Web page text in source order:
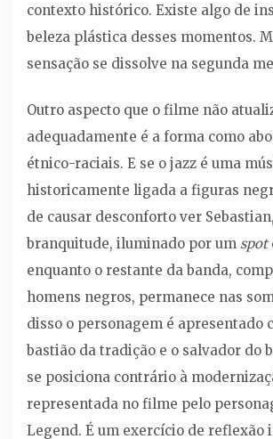
contexto histórico. Existe algo de
beleza plástica desses momentos.
sensação se dissolve na segunda
Outro aspecto que o filme não
adequadamente é a forma como
étnico-raciais. E se o jazz é uma
historicamente ligada a figuras
de causar desconforto ver
branquitude, iluminado por um spot
enquanto o restante da banda,
homens negros, permanece nas
disso o personagem é apresentado
bastião da tradição e o salvador do
se posiciona contrário à
representada no filme pelo
Legend. É um exercício de reflexão